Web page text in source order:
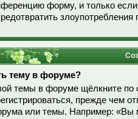
форму, и только
тему в форуме?
темы в форуме щёлкните
прежде чем
или темы. Например: «Вы